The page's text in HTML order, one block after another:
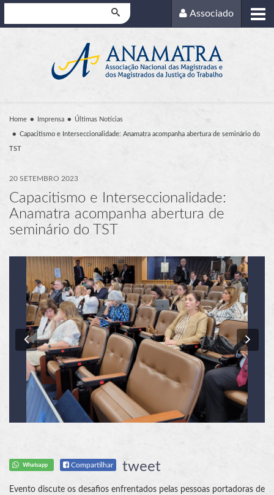
Associado
Home Imprensa Últimas Notícias
Capacitismo e Interseccionalidade: Anamatra acompanha abertura de seminário do
TST
20 SETEMBRO 2023
Capacitismo e Interseccionalidade:
Anamatra acompanha abertura de
seminário do TST
Previous
Whatsapp Compartilhar tweet
Evento discute os desafios enfrentados pelas pessoas portadoras de